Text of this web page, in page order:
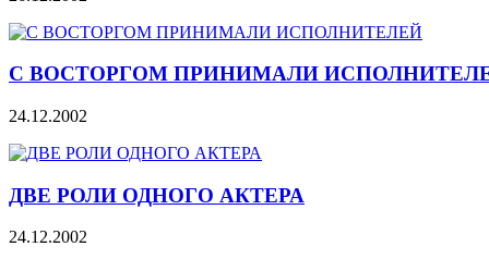
С ВОСТОРГОМ ПРИНИМАЛИ
24.12.2002
ДВЕ РОЛИ ОДНОГО АКТЕРА
24.12.2002